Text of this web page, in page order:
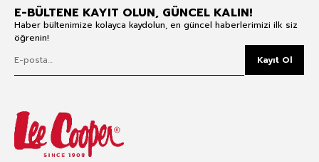
E-BÜLTENE KAYIT OLUN, GÜNCEL KALIN!
Haber bültenimize kolayca kaydolun, en güncel haberlerimizi ilk siz
öğrenin!
Kayıt Ol